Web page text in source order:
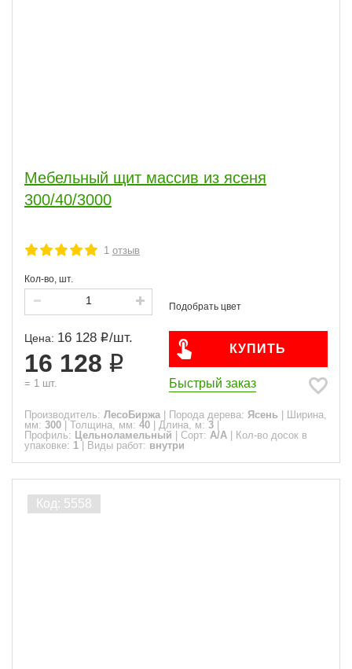
Мебельный щит массив из ясеня
300/40/3000
1 отзыв
Кол-во, шт.
Цена: 16 128 /шт.
16 128
= 1 шт.
КУПИТЬ
Быстрый заказ
Производитель: ЛесоБиржа Порода дерева: Ясень
Ширина,
мм: 300 Толщина, мм: 40 Длина, м: 3
Профиль: Цельноламельный Сорт: A/A
Кол-во досок в
упаковке: 1 Виды работ: внутри